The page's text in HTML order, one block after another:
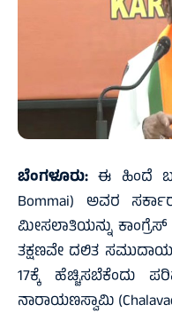
ಬೆಂಗಳೂರು: ಈ ಹಿಂದೆ
Bommai) ಅವರ
ಮೀಸಲಾತಿಯನ್ನು
ತಕ್ಷಣವೇ ದಲಿತ
17ಕ್ಕೆ ಹೆಚ್ಚಿಸಬೆಕೆಂದು
ನಾರಾಯಣಸ್ವಾಮಿ